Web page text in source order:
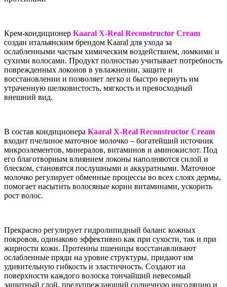
Крем-кондиционер Kaaral X-Real Reconstructor Cream
создан итальянским брендом Kaaral для ухода за
ослабленными частым химическим воздействием, ломкими и
сухими волосами. Продукт полностью учитывает потребность
поврежденных локонов в увлажнении, защите и
восстановлении и позволяет легко и быстро вернуть им
утраченную шелковистость, мягкость и превосходный
внешний вид.
В состав кондиционера Kaaral X-Real Reconstructor Cream
входит пчелиное маточное молочко – богатейший источник
микроэлементов, минералов, витаминов и аминокислот. Под
его благотворным влиянием локоны наполняются силой и
блеском, становятся послушными и аккуратными. Маточное
молочко регулирует обменные процессы во всех слоях дермы,
помогает насытить волосяные корни витаминами, ускорить
рост волос.
Прекрасно регулирует гидролипидный баланс кожных
покровов, одинаково эффективно как при сухости, так и при
жирности кожи. Протеины пшеницы восстанавливают
ослабленные пряди на уровне структуры, придают им
удивительную гибкость и эластичность. Создают на
поверхности каждого волоска тончайший невесомый
защитный слой, предупреждающий солнечную инсоляцию и